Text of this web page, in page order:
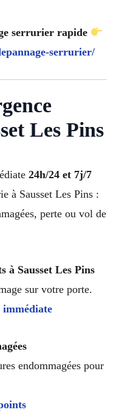
serrurier rapide
serrurier/
Les Pins
24h/24 et 7j/7
à Sausset Les Pins :
perte ou vol de
à Sausset Les Pins
sur votre porte.
immédiate
endommagées pour